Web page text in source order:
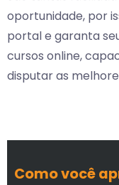
oportunidade, por
portal e garanta
cursos online,
disputar as
Como você